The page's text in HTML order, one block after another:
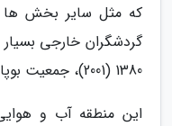
که مثل سایر بخش ها
گردشگران خارجی
1380 (2001)، جمعیت بوپال بالغ بر 1٬482٬718 نفر بوده است.
این منطقه آب و